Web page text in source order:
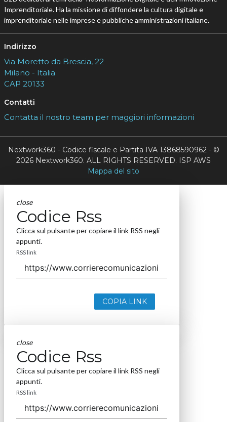
Imprenditoriale. Ha la missione di diffondere la cultura digitale e
imprenditoriale nelle imprese e pubbliche amministrazioni italiane.
Indirizzo
Via Moretto da Brescia, 22
Milano - Italia
CAP 20133
Contatti
Contatta il nostro team per maggiori informazioni
Nextwork360 - Codice fiscale e Partita IVA 13868590962 - ©
2026 Nextwork360. ALL RIGHTS RESERVED. ISP AWS
Mappa del sito
close
Codice Rss
Clicca sul pulsante per copiare il link RSS negli
appunti.
RSS link
COPIA LINK
close
Codice Rss
Clicca sul pulsante per copiare il link RSS negli
appunti.
RSS link